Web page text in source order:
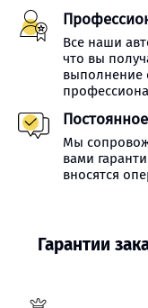
Все наши
что вы
выполнение
Мы
вами
вносятся
Гарантии